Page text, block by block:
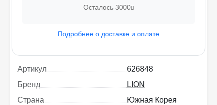
Осталось 3000
Подробнее о доставке и оплате
Артикул
626848
Бренд
LION
Страна
Южная Корея